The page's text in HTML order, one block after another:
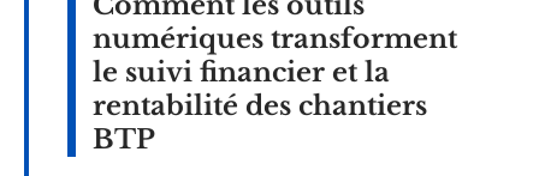
numériques transforment
le suivi financier et la
rentabilité des chantiers
BTP